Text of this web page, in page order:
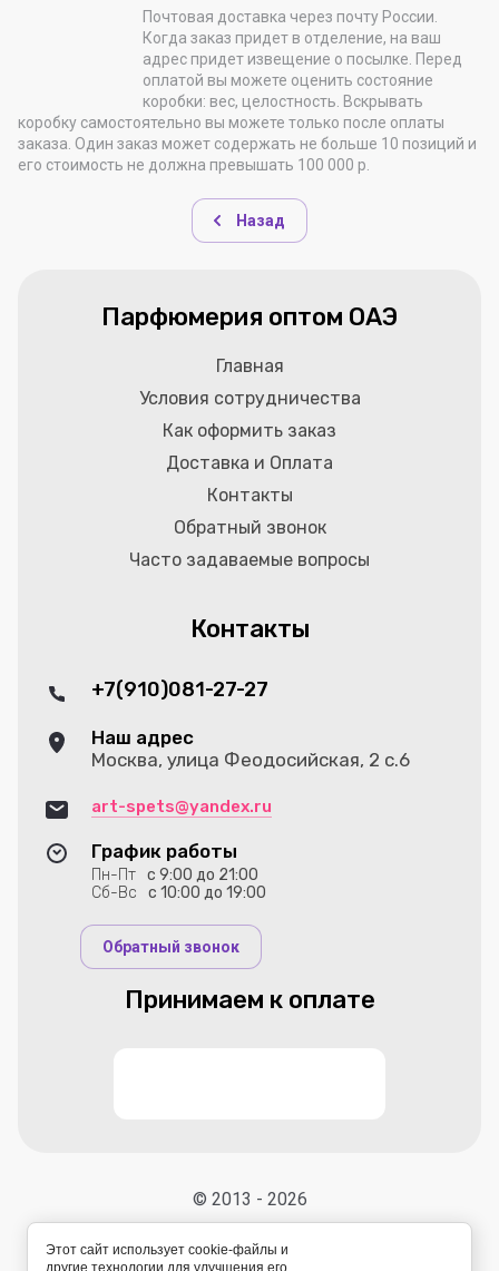
Почтовая доставка через почту России.
Когда заказ придет в отделение, на ваш
адрес придет извещение о посылке. Перед
оплатой вы можете оценить состояние
коробки: вес, целостность. Вскрывать
коробку самостоятельно вы можете только после оплаты
заказа. Один заказ может содержать не больше 10 позиций и
его стоимость не должна превышать 100 000 р.
Назад
Парфюмерия оптом ОАЭ
Главная
Условия сотрудничества
Как оформить заказ
Доставка и Оплата
Контакты
Обратный звонок
Часто задаваемые вопросы
Контакты
+7(910)081-27-27
Наш адрес
Москва, улица Феодосийская, 2 с.6
art-spets@yandex.ru
График работы
Пн-Пт с 9:00 до 21:00
Сб-Вс
с 10:00 до 19:00
Обратный звонок
Принимаем к оплате
© 2013 - 2026
Этот сайт использует cookie-файлы и
другие технологии для улучшения его